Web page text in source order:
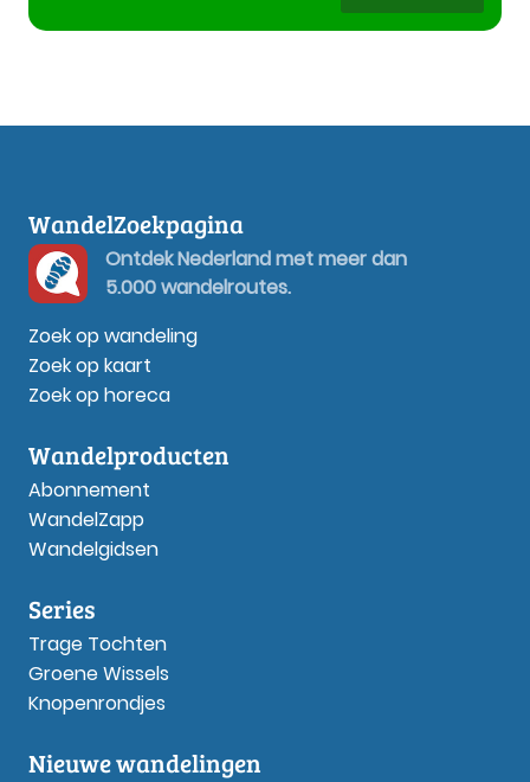
WandelZoekpagina
Ontdek Nederland met meer dan
5.000 wandelroutes.
Zoek op wandeling
Zoek op kaart
Zoek op horeca
Wandelproducten
Abonnement
WandelZapp
Wandelgidsen
Series
Trage Tochten
Groene Wissels
Knopenrondjes
Nieuwe wandelingen